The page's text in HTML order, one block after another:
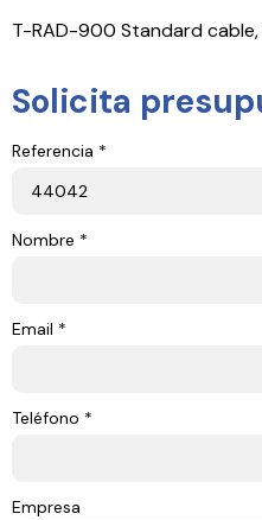
T-RAD-900 Standard cable,
Solicita
Referencia *
Nombre *
Email *
Teléfono *
Empresa